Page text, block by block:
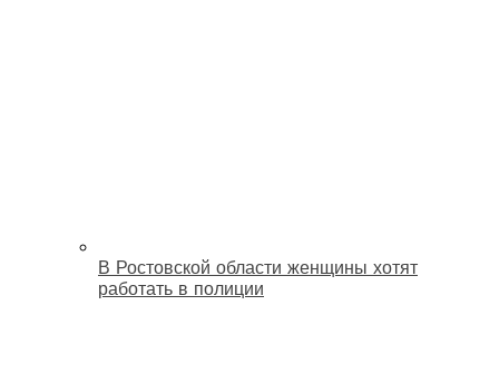
В Ростовской области женщины хотят
работать в полиции